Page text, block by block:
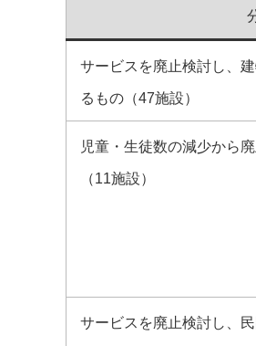
サービスを廃止検討し、
るもの（47施設）
児童・生徒数の減少から
（11施設）
サービスを廃止検討し、